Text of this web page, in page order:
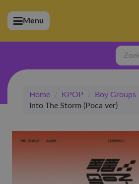
(Artiesten)
(Winkel)
Menu
Zoeken
Home / KPOP / Boy Groups
Into The Storm (Poca ver)